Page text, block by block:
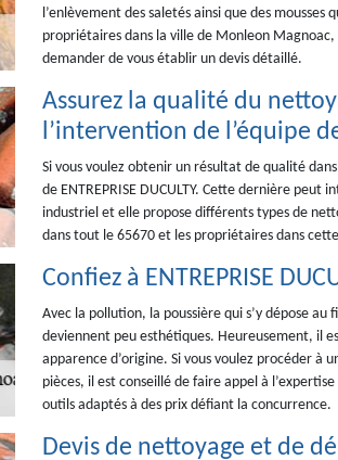
l’enlèvement des saletés ainsi que des
propriétaires dans la ville de Monleon Magnoac,
demander de vous établir un devis détaillé.
Assurez la qualité du
l’intervention de l’équipe de
Si vous voulez obtenir un résultat de qualité
de ENTREPRISE DUCULTY. Cette dernière
industriel et elle propose différents types de
dans tout le 65670 et les propriétaires dans
Confiez à ENTREPRISE
Avec la pollution, la poussière qui s’y dépose
deviennent peu esthétiques. Heureusement, il
apparence d’origine. Si vous voulez procéder à
pièces, il est conseillé de faire appel à
outils adaptés à des prix défiant la concurrence.
Devis de nettoyage et de